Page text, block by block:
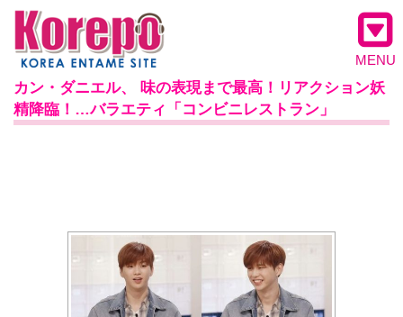
MENU
カン・ダニエル、 味の表現まで最高！リアクション妖
精降臨！…バラエティ「コンビニレストラン」